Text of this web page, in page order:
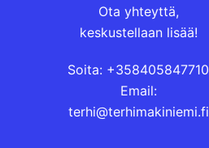
Ota yhteyttä,
keskustellaan lisää!
Soita: +358405847710
Email:
terhi@terhimakiniemi.fi